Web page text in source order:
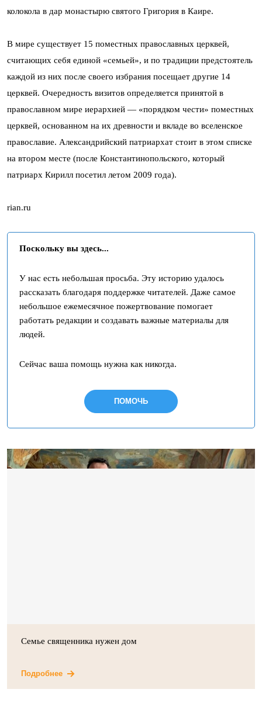
колокола в дар монастырю святого Григория в Каире.
В мире существует 15 поместных православных церквей,
считающих себя единой «семьей», и по традиции предстоятель
каждой из них после своего избрания посещает другие 14
церквей. Очередность визитов определяется принятой в
православном мире иерархией — «порядком чести» поместных
церквей, основанном на их древности и вкладе во вселенское
православие. Александрийский патриархат стоит в этом списке
на втором месте (после Константинопольского, который
патриарх Кирилл посетил летом 2009 года).
rian.ru
Поскольку вы здесь...
У нас есть небольшая просьба. Эту историю удалось
рассказать благодаря поддержке читателей. Даже самое
небольшое ежемесячное пожертвование помогает
работать редакции и создавать важные материалы для
людей.
Сейчас ваша помощь нужна как никогда.
ПОМОЧЬ
Семье священника нужен дом
Подробнее